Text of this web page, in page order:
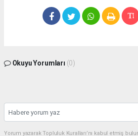
Okuyu Yorumları (0)
Yorum yazarak Topluluk Kuralları’nı kabul etmiş